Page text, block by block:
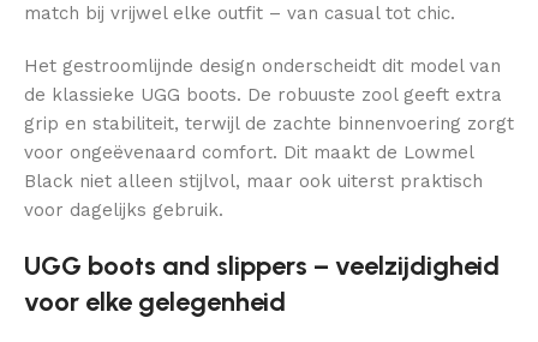
match bij vrijwel elke outfit – van casual tot chic.
Het gestroomlijnde design onderscheidt dit model van
de klassieke UGG boots. De robuuste zool geeft extra
grip en stabiliteit, terwijl de zachte binnenvoering zorgt
voor ongeëvenaard comfort. Dit maakt de Lowmel
Black niet alleen stijlvol, maar ook uiterst praktisch
voor dagelijks gebruik.
UGG boots and slippers – veelzijdigheid
voor elke gelegenheid